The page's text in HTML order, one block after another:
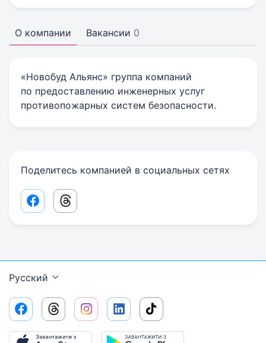
О компании Вакансии 0
«Новобуд Альянс» группа компаний
по предоставлению инженерных услуг
противопожарных систем безопасности.
Поделитесь компанией в социальных сетях
Facebook share link
Threads share link
Русский